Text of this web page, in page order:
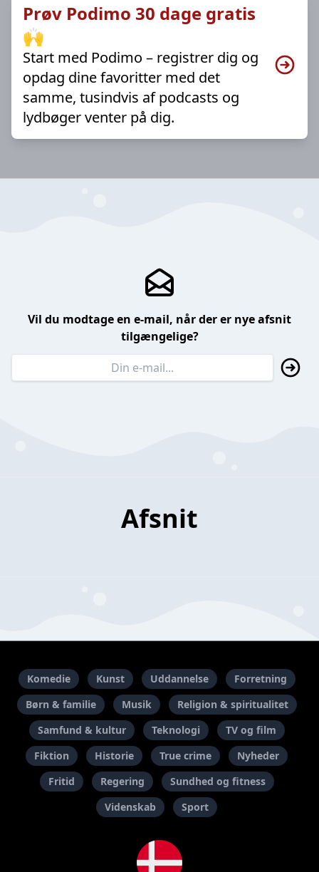
Prøv Podimo 30 dage gratis
🙌
Start med Podimo – registrer dig og
opdag dine favoritter med det
samme, tusindvis af podcasts og
lydbøger venter på dig.
Vil du modtage en e-mail, når der er nye afsnit
tilgængelige?
Afsnit
Komedie Kunst Uddannelse
Forretning
Børn & familie
Musik
Religion & spiritualitet
Samfund & kultur
Teknologi
TV og film
Fiktion
Historie True crime
Nyheder
Fritid
Regering
Sundhed og fitness
Videnskab
Sport